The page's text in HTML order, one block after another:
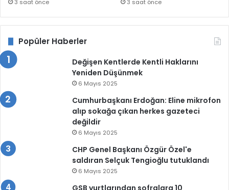
3 saat önce 3 saat önce
Popüler Haberler
Değişen Kentlerde Kentli Haklarını
Yeniden Düşünmek
6 Mayıs 2025
Cumhurbaşkanı Erdoğan: Eline mikrofon
alıp sokağa çıkan herkes gazeteci
değildir
6 Mayıs 2025
CHP Genel Başkanı Özgür Özel'e
saldıran Selçuk Tengioğlu tutuklandı
6 Mayıs 2025